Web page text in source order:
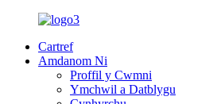
Cartref
Amdanom Ni
Proffil y Cwmni
Ymchwil a Datblygu